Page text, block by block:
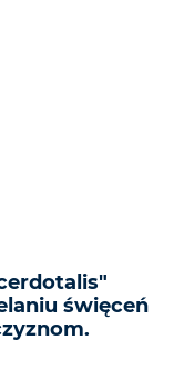
święceń